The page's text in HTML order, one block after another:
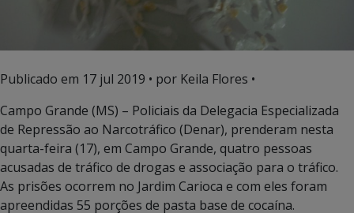
Publicado em 17 jul 2019 • por Keila Flores •
Campo Grande (MS) – Policiais da Delegacia Especializada
de Repressão ao Narcotráfico (Denar), prenderam nesta
quarta-feira (17), em Campo Grande, quatro pessoas
acusadas de tráfico de drogas e associação para o tráfico.
As prisões ocorrem no Jardim Carioca e com eles foram
apreendidas 55 porções de pasta base de cocaína.